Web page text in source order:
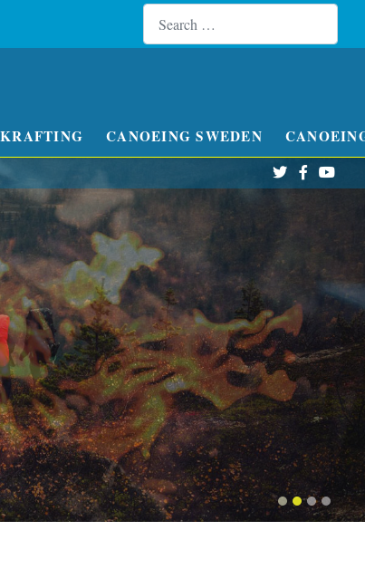
Search
CANOEING SWEDEN